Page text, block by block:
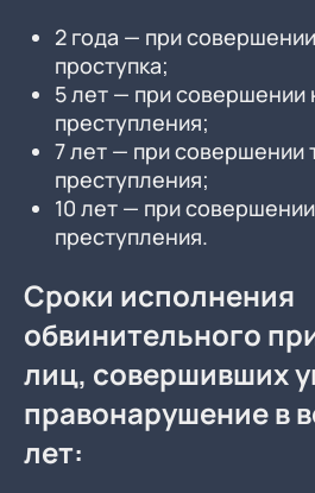
2 года — при
проступка;
5 лет — при совершении
преступления;
7 лет — при совершении
преступления;
10 лет — при
преступления.
Сроки исполнения
обвинительного
лиц, совершивших
правонарушение в
лет: